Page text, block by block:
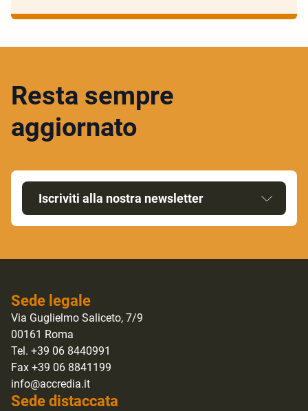
Resta sempre
aggiornato
Iscriviti alla nostra newsletter
Sede legale
Via Guglielmo Saliceto, 7/9
00161 Roma
Tel. +39 06 8440991
Fax +39 06 8841199
info@accredia.it
Sede distaccata